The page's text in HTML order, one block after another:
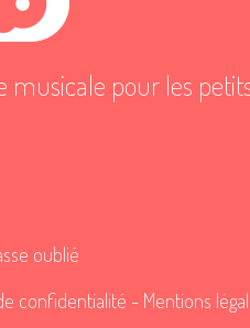
musicale pour les
oublié
confidentialité - Mentions